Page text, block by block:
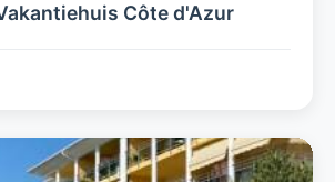
Côte d'Azur